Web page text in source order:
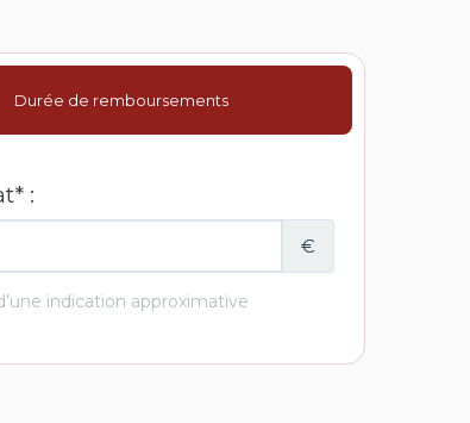
Durée de remboursements